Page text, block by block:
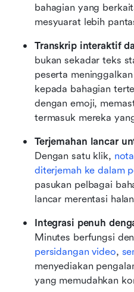
bahagian yang
mesyuarat lebih
Transkrip interaktif
bukan sekadar teks
peserta
kepada bahagian
dengan emoji,
termasuk mereka
Terjemahan lancar
Dengan satu klik,
diterjemah ke dalam
pasukan pelbagai
lancar merentasi
Integrasi penuh
persidangan video,
menyediakan
yang memudahkan